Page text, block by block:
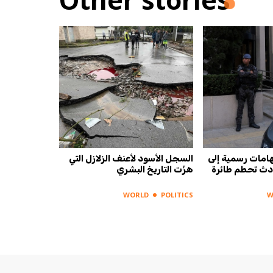
السجل الأسود لأعنف الزلازل التي
هزّت التاريخ البشري
WORLD POLITICS
رسمية إلى
تحطم طائرة